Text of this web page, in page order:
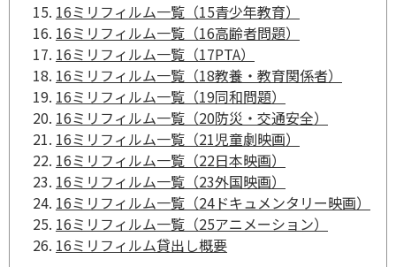
16ミリフィルム一覧（15青少年教育）
16ミリフィルム一覧（16高齢者問題）
16ミリフィルム一覧（17PTA）
16ミリフィルム一覧（18教養・教育関係者）
16ミリフィルム一覧（19同和問題）
16ミリフィルム一覧（20防災・交通安全）
16ミリフィルム一覧（21児童劇映画）
16ミリフィルム一覧（22日本映画）
16ミリフィルム一覧（23外国映画）
16ミリフィルム一覧（24ドキュメンタリー映画）
16ミリフィルム一覧（25アニメーション）
16ミリフィルム貸出し概要